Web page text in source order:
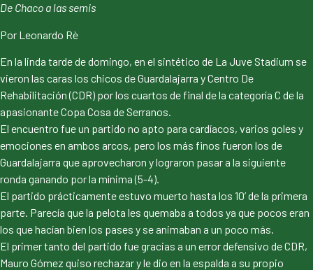
De Chaco a las semis
Por Leonardo Rè
En la linda tarde de domingo, en el sintético de La Juve Stadium se
vieron las caras los chicos de Guardalajarra y Centro De
Rehabilitación (CDR) por los cuartos de final de la categoría C de la
apasionante Copa Cosa de Serranos.
El encuentro fue un partido no apto para cardíacos, varios goles y
emociones en ambos arcos, pero los más finos fueron los de
Guardalajarra que aprovecharon y lograron pasar a la siguiente
ronda ganando por la mínima (5-4).
El partido prácticamente estuvo muerto hasta los 10’ de la primera
parte. Parecía que la pelota les quemaba a todos ya que pocos eran
los que hacían bien los pases y se animaban a un poco más.
El primer tanto del partido fue gracias a un error defensivo de CDR,
Mauro Gómez quiso rechazar y le dio en la espalda a su propio